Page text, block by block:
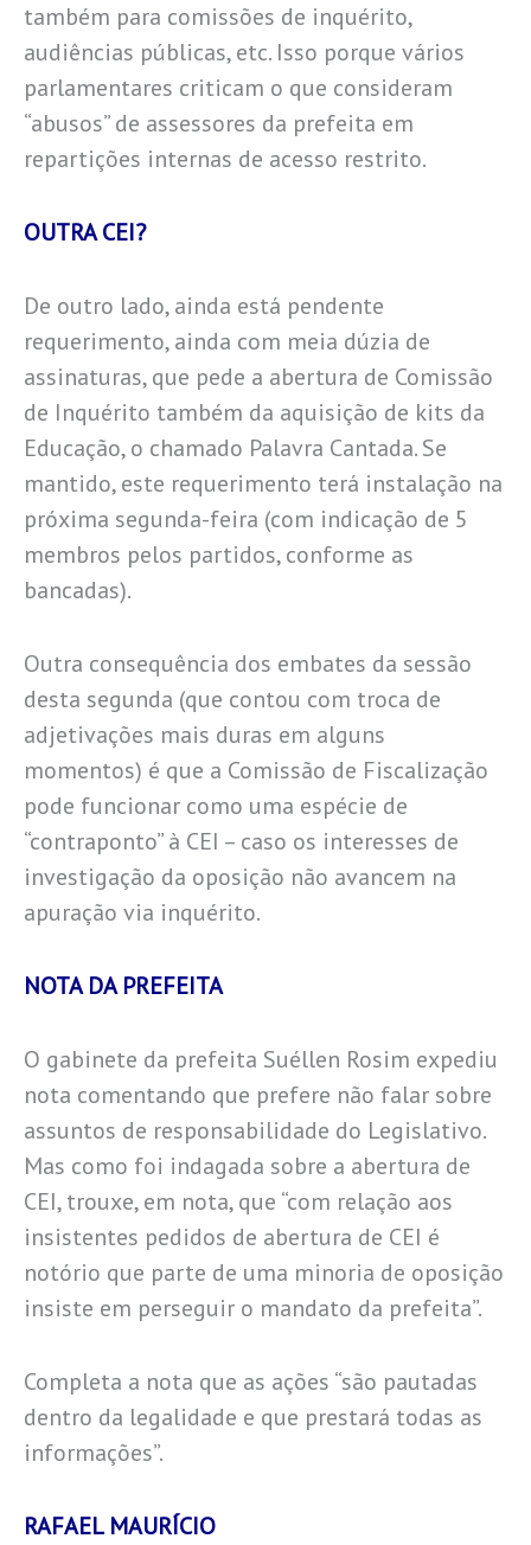
também para comissões de inquérito,
audiências públicas, etc. Isso porque vários
parlamentares criticam o que consideram
“abusos” de assessores da prefeita em
repartições internas de acesso restrito.
OUTRA CEI?
De outro lado, ainda está pendente
requerimento, ainda com meia dúzia de
assinaturas, que pede a abertura de Comissão
de Inquérito também da aquisição de kits da
Educação, o chamado Palavra Cantada. Se
mantido, este requerimento terá instalação na
próxima segunda-feira (com indicação de 5
membros pelos partidos, conforme as
bancadas).
Outra consequência dos embates da sessão
desta segunda (que contou com troca de
adjetivações mais duras em alguns
momentos) é que a Comissão de Fiscalização
pode funcionar como uma espécie de
“contraponto” à CEI – caso os interesses de
investigação da oposição não avancem na
apuração via inquérito.
NOTA DA PREFEITA
O gabinete da prefeita Suéllen Rosim expediu
nota comentando que prefere não falar sobre
assuntos de responsabilidade do Legislativo.
Mas como foi indagada sobre a abertura de
CEI, trouxe, em nota, que “com relação aos
insistentes pedidos de abertura de CEI é
notório que parte de uma minoria de oposição
insiste em perseguir o mandato da prefeita”.
Completa a nota que as ações “são pautadas
dentro da legalidade e que prestará todas as
informações”.
RAFAEL MAURÍCIO